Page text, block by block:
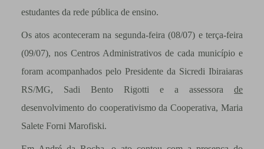
estudantes da rede pública de ensino.
Os atos aconteceram na segunda-feira (08/07) e terça-feira
(09/07), nos Centros Administrativos de cada município e
foram acompanhados pelo Presidente da Sicredi Ibiraiaras
RS/MG, Sadi Bento Rigotti e a assessorade
desenvolvimento do cooperativismo da Cooperativa, Maria
Salete Forni Marofiski.